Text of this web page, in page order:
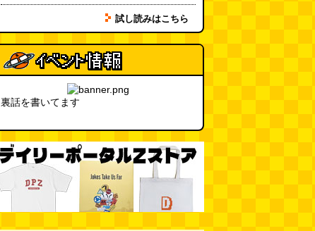
ベランダに咲いた小さな花
（2026.8.4 朝エッセイ/西村まさ
ゆき）(西村まさゆき)
10:00)
SDカードのケチャップ和え / う
っかりデイリー 2026年8月1日号
現役、コスモスの自販機(読者投
稿) (08.03 16:00)
取り残された木(ほり)
(08.03
16:00)
試し読みはこちら
裏話を書いてます